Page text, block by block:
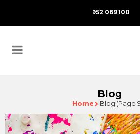
952 069 100
Blog
Home Blog (Page